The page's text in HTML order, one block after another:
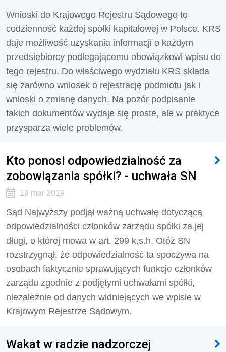
Wnioski do Krajowego Rejestru Sądowego to
codzienność każdej spółki kapitałowej w Polsce. KRS
daje możliwość uzyskania informacji o każdym
przedsiębiorcy podlegającemu obowiązkowi wpisu do
tego rejestru. Do właściwego wydziału KRS składa
się zarówno wniosek o rejestrację podmiotu jak i
wnioski o zmianę danych. Na pozór podpisanie
takich dokumentów wydaje się proste, ale w praktyce
przysparza wiele problemów.
Kto ponosi odpowiedzialność za
zobowiązania spółki? - uchwała SN
19 mar 2019
Sąd Najwyższy podjął ważną uchwałę dotyczącą
odpowiedzialności członków zarządu spółki za jej
długi, o której mowa w art. 299 k.s.h. Otóż SN
rozstrzygnął, że odpowiedzialność ta spoczywa na
osobach faktycznie sprawujących funkcje członków
zarządu zgodnie z podjętymi uchwałami spółki,
niezależnie od danych widniejących we wpisie w
Krajowym Rejestrze Sądowym.
Wakat w radzie nadzorczej